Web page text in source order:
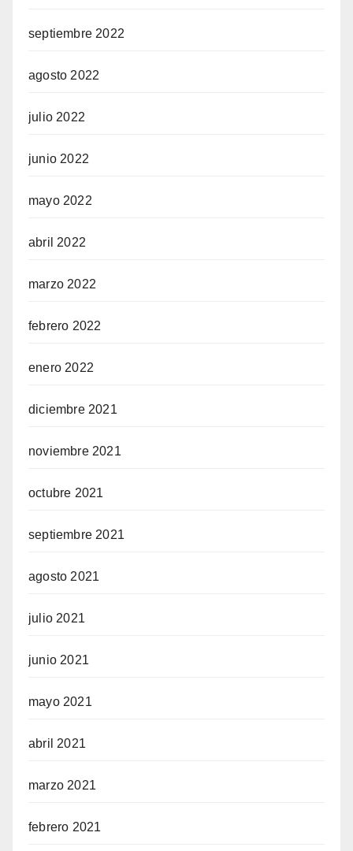
septiembre 2022
agosto 2022
julio 2022
junio 2022
mayo 2022
abril 2022
marzo 2022
febrero 2022
enero 2022
diciembre 2021
noviembre 2021
octubre 2021
septiembre 2021
agosto 2021
julio 2021
junio 2021
mayo 2021
abril 2021
marzo 2021
febrero 2021